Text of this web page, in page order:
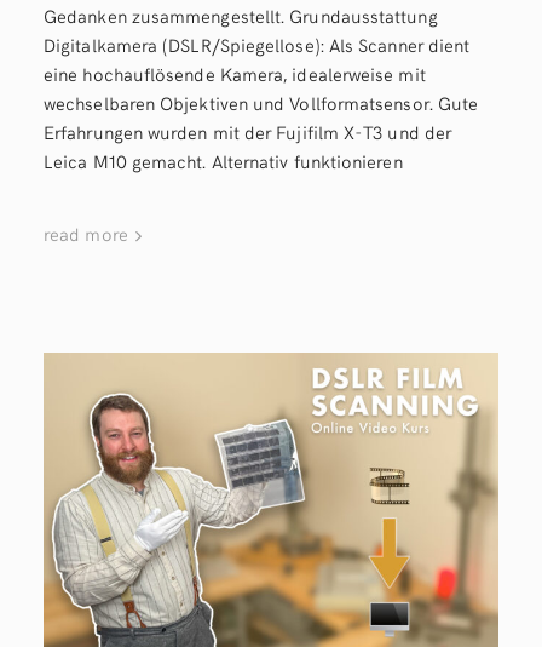
Gedanken zusammengestellt. Grundausstattung
Digitalkamera (DSLR/Spiegellose): Als Scanner dient
eine hochauflösende Kamera, idealerweise mit
wechselbaren Objektiven und Vollformatsensor. Gute
Erfahrungen wurden mit der Fujifilm X-T3 und der
Leica M10 gemacht. Alternativ funktionieren
read more